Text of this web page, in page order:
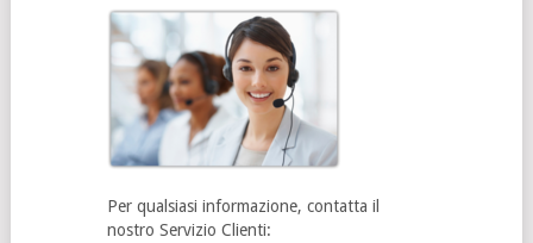
Per qualsiasi informazione, contatta il
nostro Servizio Clienti: